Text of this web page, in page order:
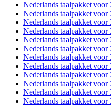
Nederlands taalpakket voor
Nederlands taalpakket voor
Nederlands taalpakket voor
Nederlands taalpakket voor
Nederlands taalpakket voor
Nederlands taalpakket voor
Nederlands taalpakket voor
Nederlands taalpakket voor
Nederlands taalpakket voor
Nederlands taalpakket voor
Nederlands taalpakket voor
Nederlands taalpakket voor